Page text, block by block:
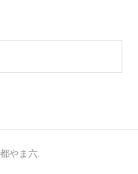
やま六.